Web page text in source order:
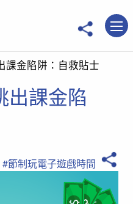
位置：
課金陷阱：自救貼士
出課金陷
#節制玩電子遊戲時間